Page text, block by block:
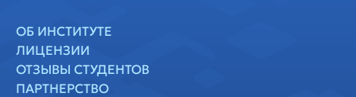
ОБ ИНСТИТУТЕ
ЛИЦЕНЗИИ
ОТЗЫВЫ СТУДЕНТОВ
ПАРТНЕРСТВО